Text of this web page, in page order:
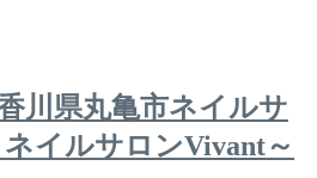
川県丸亀市ネイルサ
イルサロンVivant～